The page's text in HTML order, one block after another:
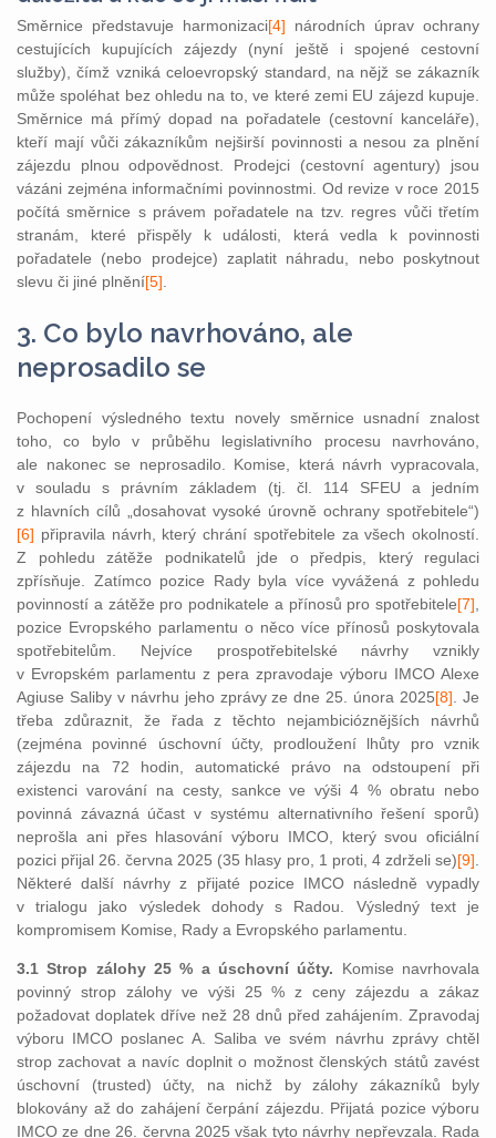
Směrnice představuje harmonizaci[4] národních úprav ochrany
cestujících kupujících zájezdy (nyní ještě i spojené cestovní
služby), čímž vzniká celoevropský standard, na nějž se zákazník
může spoléhat bez ohledu na to, ve které zemi EU zájezd kupuje.
Směrnice má přímý dopad na pořadatele (cestovní kanceláře),
kteří mají vůči zákazníkům nejširší povinnosti a nesou za plnění
zájezdu plnou odpovědnost. Prodejci (cestovní agentury) jsou
vázáni zejména informačními povinnostmi. Od revize v roce 2015
počítá směrnice s právem pořadatele na tzv. regres vůči třetím
stranám, které přispěly k události, která vedla k povinnosti
pořadatele (nebo prodejce) zaplatit náhradu, nebo poskytnout
slevu či jiné plnění[5]
3. Co bylo navrhováno, ale
neprosadilo se
Pochopení výsledného textu novely směrnice usnadní znalost
toho, co bylo v průběhu legislativního procesu navrhováno,
ale nakonec se neprosadilo. Komise, která návrh vypracovala,
v souladu s právním základem (tj. čl. 114 SFEU a jedním
z hlavních cílů „dosahovat vysoké úrovně ochrany spotřebitele“)
[6] připravila návrh, který chrání spotřebitele za všech okolností.
Z pohledu zátěže podnikatelů jde o předpis, který regulaci
zpřísňuje. Zatímco pozice Rady byla více vyvážená z pohledu
povinností a zátěže pro podnikatele a přínosů pro spotřebitele[7]
pozice Evropského parlamentu o něco více přínosů poskytovala
spotřebitelům. Nejvíce prospotřebitelské návrhy vznikly
v Evropském parlamentu z pera zpravodaje výboru IMCO Alexe
Agiuse Saliby v návrhu jeho zprávy ze dne 25. února 2025[8] . Je
třeba zdůraznit, že řada z těchto nejambicióznějších návrhů
(zejména povinné úschovní účty, prodloužení lhůty pro vznik
zájezdu na 72 hodin, automatické právo na odstoupení při
existenci varování na cesty, sankce ve výši 4 % obratu nebo
povinná závazná účast v systému alternativního řešení sporů)
neprošla ani přes hlasování výboru IMCO, který svou oficiální
pozici přijal 26. června 2025 (35 hlasy pro, 1 proti, 4 zdrželi se)[9]
Některé další návrhy z přijaté pozice IMCO následně vypadly
v trialogu jako výsledek dohody s Radou. Výsledný text je
kompromisem Komise, Rady a Evropského parlamentu.
3.1 Strop zálohy 25 % a úschovní účty. Komise navrhovala
povinný strop zálohy ve výši 25 % z ceny zájezdu a zákaz
požadovat doplatek dříve než 28 dnů před zahájením. Zpravodaj
výboru IMCO poslanec A. Saliba ve svém návrhu zprávy chtěl
strop zachovat a navíc doplnit o možnost členských států zavést
úschovní (trusted) účty, na nichž by zálohy zákazníků byly
blokovány až do zahájení čerpání zájezdu. Přijatá pozice výboru
IMCO ze dne 26. června 2025 však tyto návrhy nepřevzala. Rada